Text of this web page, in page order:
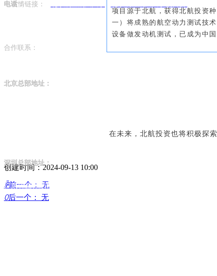
项目源于北航，获得北航投资
一）将成熟的航空动力测试技
设备做发动机测试，已成为中
在未来，北航投资也将积极探
创建时间：2024-09-13 10:00
ꄴ前一个：
无
ꄲ后一个： 无
合作联系：
电话：
010 5385 9678（北京） 0755 2691 6930（深圳）
北京总部地址：
深圳总部地址：
广东省深圳市南山区粤海街道粤兴四道北航大厦T1座12层
友情链接：